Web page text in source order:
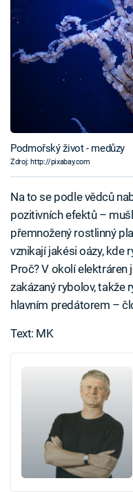
Podmořský život - medůzy
Zdroj: http://pixabay.com
Na to se podle vědců
pozitivních efektů –
přemnožený rostlinný
vznikají jakési oázy, kde
Proč? V okolí elektráren
zakázaný rybolov, takže
hlavním predátorem –
Text: MK